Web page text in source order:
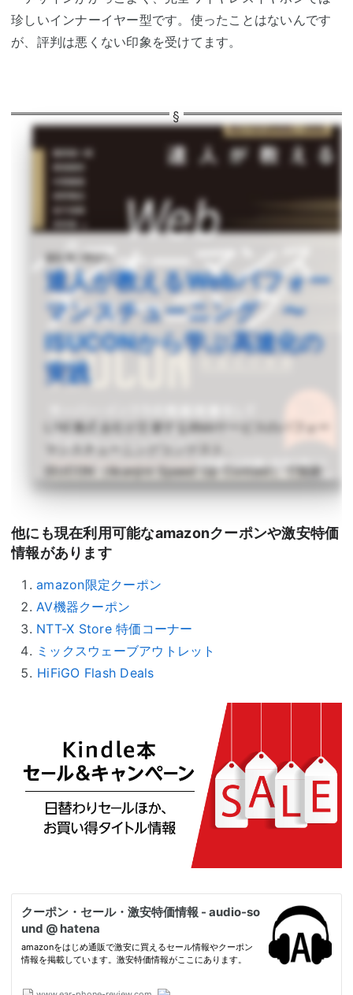
珍しいインナーイヤー型です。使ったことはないんです
が、評判は悪くない印象を受けてます。
藤原俊一郎ほか
達人が教えるWebパフォー
マンスチューニング 〜
ISUCONから学ぶ高速化の
実践
LINE株式会社が主催するWebサービスのパフォー
マンスチューニングコンテスト、
ISUCON（Iikanjini Speed Up Contest）で技術
を競い合ってきた著者がWebサービス高速化のた
詳しく読む >
他にも現在利用可能なamazonクーポンや激安特価
情報があります
amazon限定クーポン
AV機器クーポン
NTT-X Store 特価コーナー
ミックスウェーブアウトレット
HiFiGO Flash Deals